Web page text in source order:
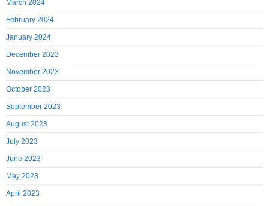
March 2024
February 2024
January 2024
December 2023
November 2023
October 2023
September 2023
August 2023
July 2023
June 2023
May 2023
April 2023